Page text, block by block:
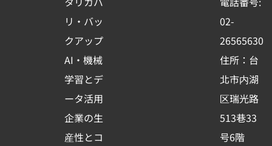
リ・バッ
クアップ
AI・機械
学習とデ
ータ活用
企業の生
産性とコ
o
k
-
s
q
u
a
e
i
n
02-
26565630
住所：台
北市内湖
区瑞光路
513巷33
号6階